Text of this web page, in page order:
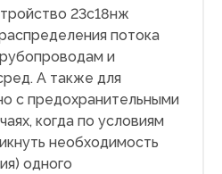
23с18нж
потока
и
А также для
с предохранительными
когда по условиям
необходимость
одного